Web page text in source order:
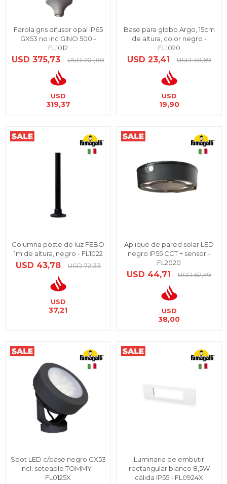
Farola gris difusor opal IP65
GX53 no inc GINO 500 -
FL1012
USD 375,73 USD 701,80
USD
319,37
Base para globo Argo, 15cm
de altura, color negro -
FL1020
USD 23,41 USD 38,69
USD
19,90
Columna poste de luz FEBO
1m de altura, negro - FL1022
USD 43,78 USD 72,33
USD
37,21
Aplique de pared solar LED
negro IP55 CCT + sensor -
FL2020
USD 44,71 USD 62,49
USD
38,00
Spot LED c/base negro GX53
incl. seteable TOMMY -
FL0125X
Luminaria de embutir
rectangular blanco 8,5W
cálida IP55 - FL0924X